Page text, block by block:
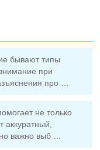
бывают типы
при
про …
не только
аккуратный,
важно выб …